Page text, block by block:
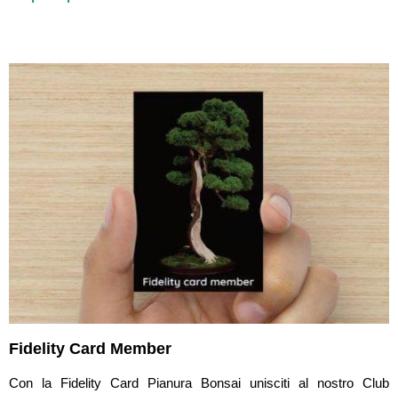
Fidelity Card Member
Con la Fidelity Card Pianura Bonsai unisciti al nostro Club